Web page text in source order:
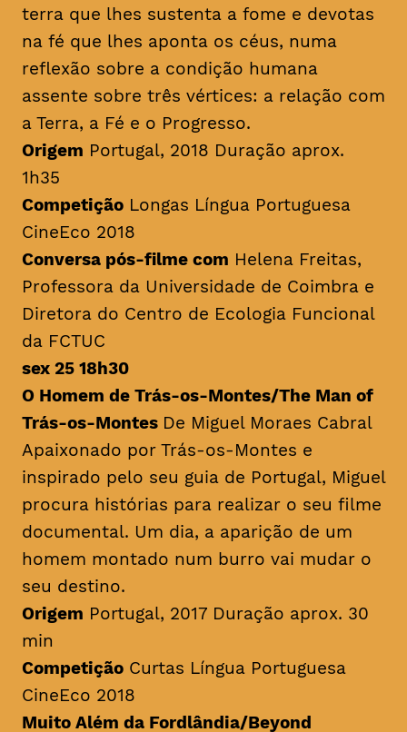
terra que lhes sustenta a fome e devotas
na fé que lhes aponta os céus, numa
reflexão sobre a condição humana
assente sobre três vértices: a relação com
a Terra, a Fé e o Progresso.
Origem Portugal, 2018 Duração aprox.
1h35
CompetiçãoLongas Língua Portuguesa
CineEco 2018
Conversa pós-filme com Helena Freitas,
Professora da Universidade de Coimbra e
Diretora do Centro de Ecologia Funcional
da FCTUC
sex 25 18h30
O Homem de Trás-os-Montes/The Man of
Trás-os-Montes De Miguel Moraes Cabral
Apaixonado por Trás-os-Montes e
inspirado pelo seu guia de Portugal, Miguel
procura histórias para realizar o seu filme
documental. Um dia, a aparição de um
homem montado num burro vai mudar o
seu destino.
Origem Portugal, 2017 Duração aprox. 30
min
CompetiçãoCurtas Língua Portuguesa
CineEco 2018
Muito Além da Fordlândia/Beyond